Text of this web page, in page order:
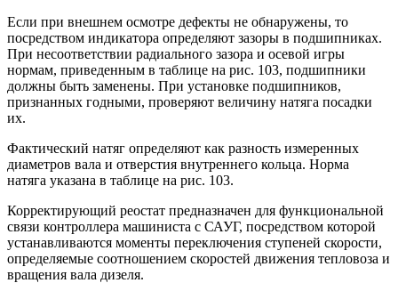
Если при внешнем осмотре дефекты не обнаружены, то
посредством индикатора определяют зазоры в подшипниках.
При несоответствии радиального зазора и осевой игры
нормам, приведенным в таблице на рис. 103, подшипники
должны быть заменены. При установке подшипников,
признанных годными, проверяют величину натяга посадки
их.
Фактический натяг определяют как разность измеренных
диаметров вала и отверстия внутреннего кольца. Норма
натяга указана в таблице на рис. 103.
Корректирующий реостат предназначен для функциональной
связи контроллера машиниста с САУГ, посредством которой
устанавливаются моменты переключения ступеней скорости,
определяемые соотношением скоростей движения тепловоза и
вращения вала дизеля.